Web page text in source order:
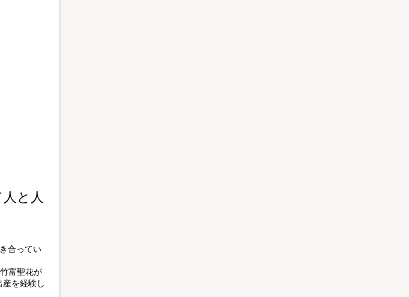
と人
合ってい
富聖花が
を経験し